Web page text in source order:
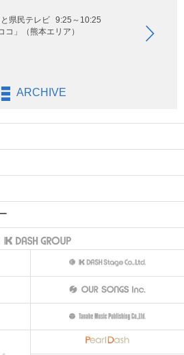
と県民テレビ 9:25～10:25
コ」（熊本エリア）
ARCHIVE